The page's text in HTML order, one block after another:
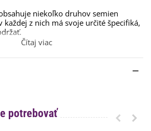
niekoľko druhov semien
každej z nich má svoje určité špecifiká,
v balíčku obsahujú vo svojom detaile
úspešné pestovanie.
Čítaj viac
potrebovať